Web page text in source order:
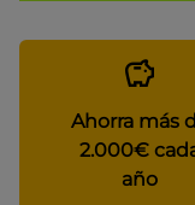
Ahorra más
2.000€
año